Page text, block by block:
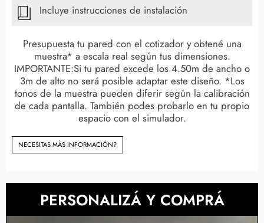
Incluye instrucciones de instalación
Presupuesta tu pared con el cotizador y obtené una
muestra* a escala real según tus dimensiones.
IMPORTANTE:Si tu pared excede los 4.50m de ancho o
3m de alto no será posible adaptar este diseño. *Los
tonos de la muestra pueden diferir según la calibración
de cada pantalla. También podes probarlo en tu propio
espacio con el simulador.
NECESITAS MÀS INFORMACIÓN?
PERSONALIZÁ Y COMPRÁ